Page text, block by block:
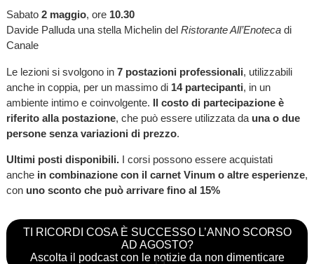
Sabato 2 maggio, ore 10.30
Davide Palluda una stella Michelin del Ristorante All’Enotecadi
Canale
Le lezioni si svolgono in 7 postazioni professionali, utilizzabili
anche in coppia, per un massimo di 14 partecipanti, in un
ambiente intimo e coinvolgente. Il costo di partecipazione è
riferito alla postazione, che può essere utilizzata da una o due
persone senza variazioni di prezzo.
Ultimi posti disponibili. I corsi possono essere acquistati
anche in combinazione con il carnet Vinum o altre esperienze,
con uno sconto che può arrivare fino al 15%
TI RICORDI COSA È SUCCESSO L’ANNO SCORSO
AD AGOSTO?
Ascolta il podcast con le notizie da non dimenticare